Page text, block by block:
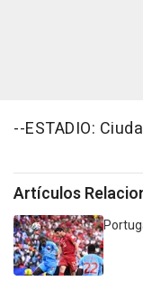
--ESTADIO:
Artículos